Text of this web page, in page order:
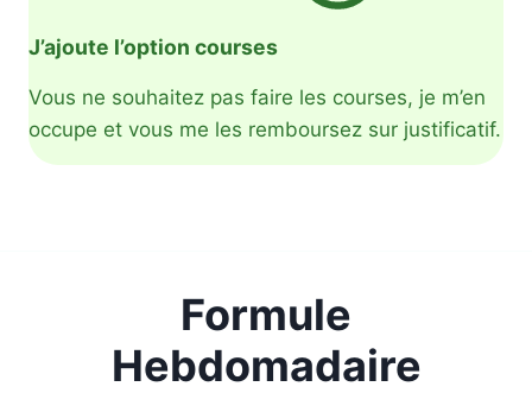
J’ajoute l’option courses
Vous ne souhaitez pas faire les courses, je m’en
occupe et vous me les remboursez sur justificatif.
Formule
Hebdomadaire